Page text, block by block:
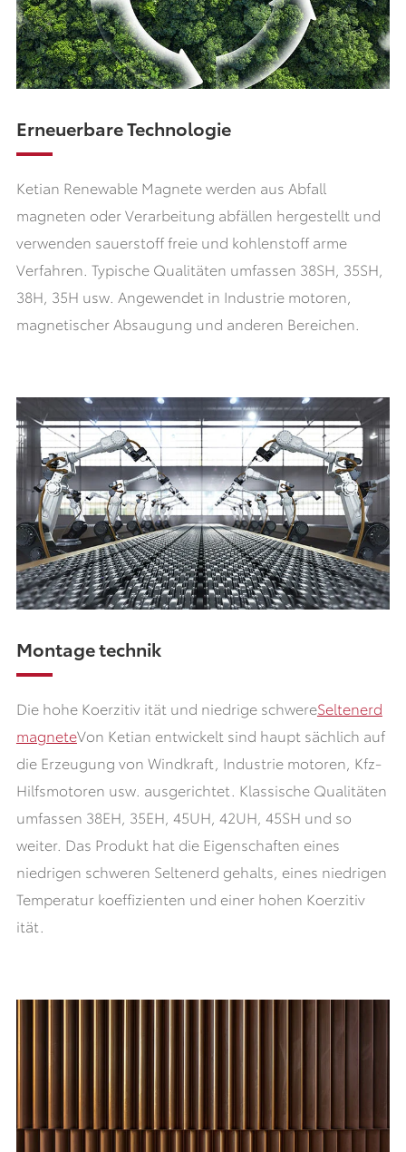
Erneuerbare Technologie
Ketian Renewable Magnete werden aus Abfall
magneten oder Verarbeitung abfällen hergestellt und
verwenden sauerstoff freie und kohlenstoff arme
Verfahren. Typische Qualitäten umfassen 38SH, 35SH,
38H, 35H usw. Angewendet in Industrie motoren,
magnetischer Absaugung und anderen Bereichen.
Montage technik
Die hohe Koerzitiv ität und niedrige schwereSeltenerd
magneteVon Ketian entwickelt sind haupt sächlich auf
die Erzeugung von Windkraft, Industrie motoren, Kfz-
Hilfsmotoren usw. ausgerichtet. Klassische Qualitäten
umfassen 38EH, 35EH, 45UH, 42UH, 45SH und so
weiter. Das Produkt hat die Eigenschaften eines
niedrigen schweren Seltenerd gehalts, eines niedrigen
Temperatur koeffizienten und einer hohen Koerzitiv
ität.